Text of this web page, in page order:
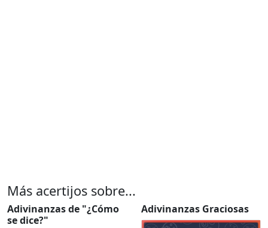
Más acertijos sobre...
Adivinanzas de "¿Cómo
se dice?"
Adivinanzas Graciosas